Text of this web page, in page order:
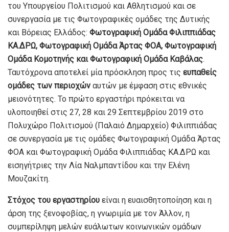
του Υπουργείου Πολιτισμού και Αθλητισμού και σε
συνεργασία με τις Φωτογραφικές ομάδες της Δυτικής
και Βόρειας Ελλάδος: Φωτογραφική Ομάδα Φιλιππιάδας
ΚΑ.ΔΡΩ, Φωτογραφική Ομάδα Άρτας ΦΟΑ, Φωτογραφική
Ομάδα Κομοτηνής και Φωτογραφική Ομάδα Καβάλας.
Ταυτόχρονα αποτελεί μία πρόσκληση προς τις ευπαθείς
ομάδες των περιοχών αυτών με έμφαση στις εθνικές
μειονότητες. Το πρώτο εργαστήρι πρόκειται να
υλοποιηθεί στις 27, 28 και 29 Σεπτεμβρίου 2019 στο
Πολυχώρο Πολιτισμού (Παλαιό Δημαρχείο) Φιλιππιάδας
σε συνεργασία με τις ομάδες Φωτογραφική Ομάδα Άρτας
ΦΟΑ και Φωτογραφική Ομάδα Φιλιππιάδας ΚΑ.ΔΡΩ και
εισηγήτριες την Λία Ναλμπαντίδου και την Ελένη
Μουζακίτη.
Στόχος του εργαστηρίου είναι η ευαισθητοποίηση και η
άρση της ξενοφοβίας, η γνωριμία με τον Άλλον, η
συμπερίληψη μελών ευάλωτων κοινωνικών ομάδων